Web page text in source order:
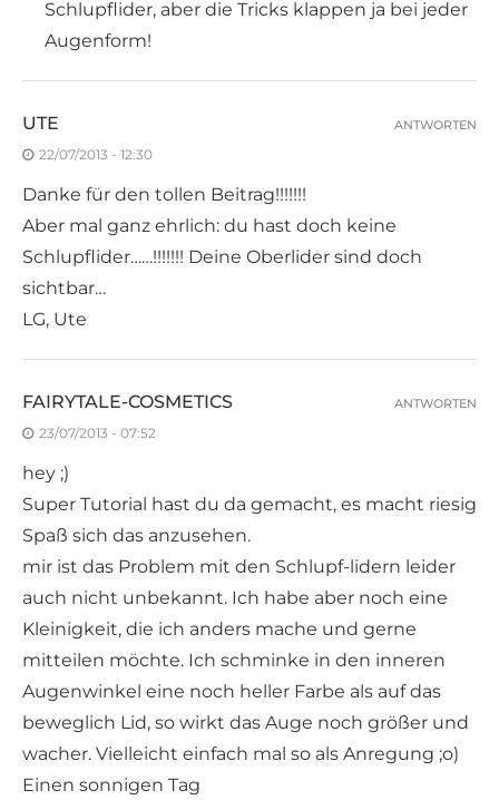
Schlupflider, aber die Tricks klappen ja bei jeder
Augenform!
UTE
22/07/2013 - 12:30
Danke für den tollen Beitrag!!!!!!!
Aber mal ganz ehrlich: du hast doch keine
Schlupflider……!!!!!!! Deine Oberlider sind doch
sichtbar…
LG, Ute
ANTWORTEN
FAIRYTALE-COSMETICS
23/07/2013 - 07:52
hey ;)
Super Tutorial hast du da gemacht, es macht riesig
Spaß sich das anzusehen.
mir ist das Problem mit den Schlupf-lidern leider
auch nicht unbekannt. Ich habe aber noch eine
Kleinigkeit, die ich anders mache und gerne
mitteilen möchte. Ich schminke in den inneren
Augenwinkel eine noch heller Farbe als auf das
beweglich Lid, so wirkt das Auge noch größer und
wacher. Vielleicht einfach mal so als Anregung ;o)
Einen sonnigen Tag
ANTWORTEN